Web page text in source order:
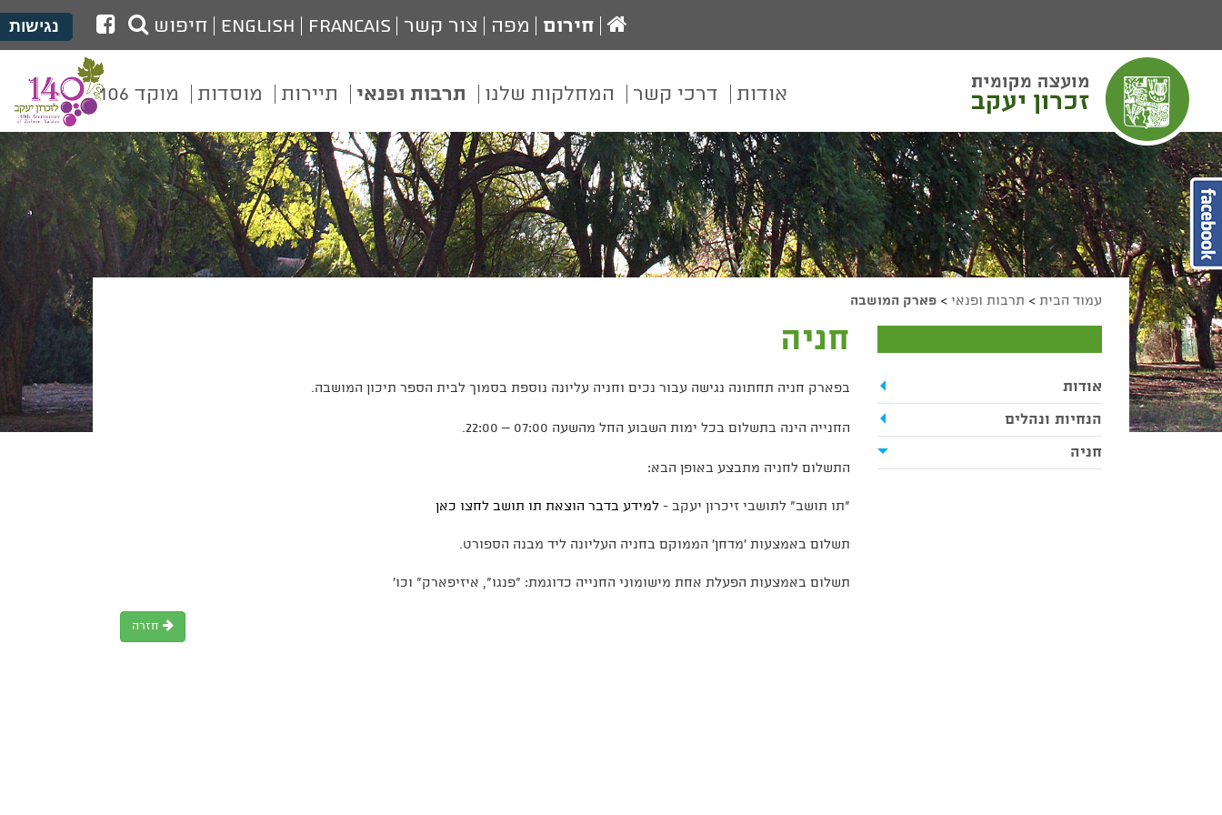
הגדל גודל פונט
הקטן גודל פונט
מצב ניגודיות גבוהה
מצב ניגודיות נמוכה
הצג קישורים
הצהרת נגישות
נגישות
עמוד
הבית
חירום מפה צור קשר Francais
English חיפוש
לעמוד
הפייסבוק
של
מועצת
זכרון
יעקב
אודות דרכי קשר המחלקות שלנו תרבות ופנאי תיירות מוסדות מוקד 106
עמוד הבית > תרבות ופנאי > פארק המושבה
חניה
בפארק חניה תחתונה נגישה עבור נכים וחניה עליונה נוספת בסמוך לבית הספר תיכון המושבה.
החנייה הינה בתשלום בכל ימות השבוע החל מהשעה 07:00 – 22:00.
התשלום לחניה מתבצע באופן הבא:
"תו תושב" לתושבי זיכרון יעקב - למידע בדבר הוצאת תו תושב לחצו כאן
תשלום באמצעות 'מדחן' הממוקם בחניה העליונה ליד מבנה הספורט.
תשלום באמצעות הפעלת אחת מישומוני החנייה כדוגמת: "פנגו", איזיפארק" וכו'
חזרה
אודות
הנחיות ונהלים
חניה